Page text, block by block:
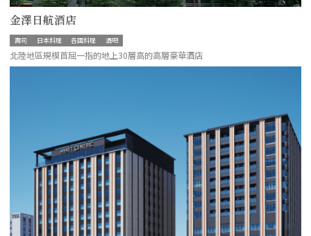
金澤日航酒店
壽司 日本料理 各國料理 酒吧
北陸地區規模首屈一指的地上30層高的高層豪華酒店